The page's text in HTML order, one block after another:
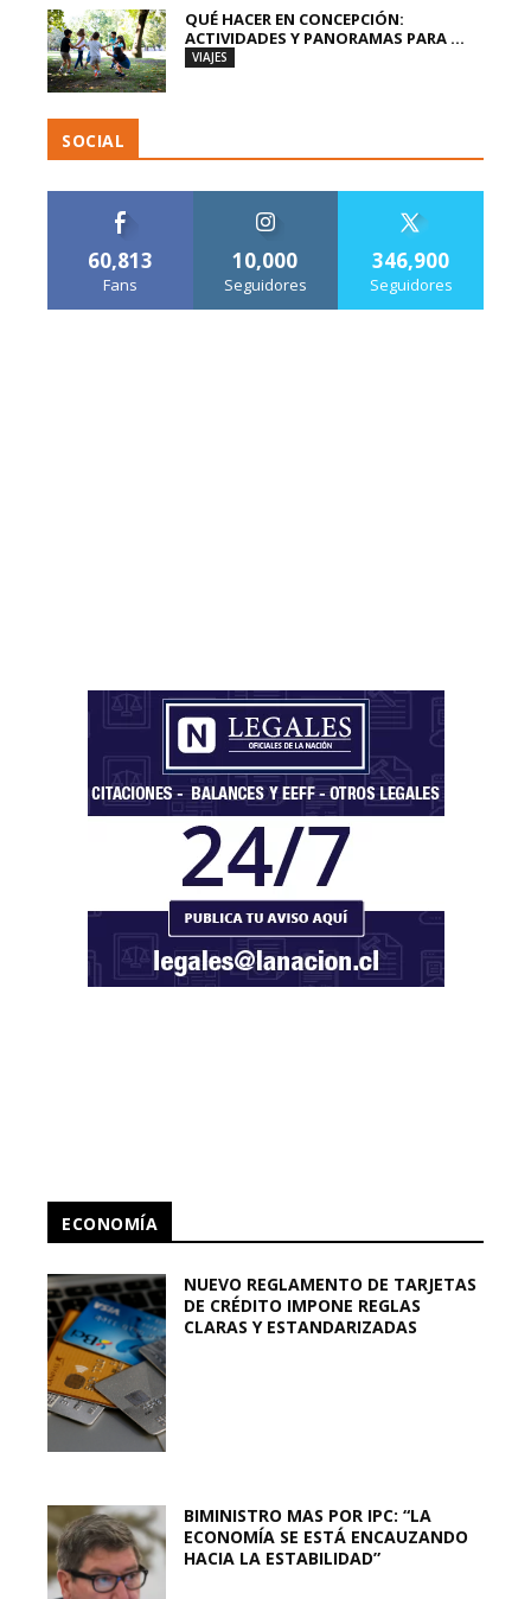
QUÉ HACER EN CONCEPCIÓN:
ACTIVIDADES Y PANORAMAS PARA ...
VIAJES
SOCIAL
60,813
Fans
10,000
Seguidores
346,900
Seguidores
ECONOMÍA
NUEVO REGLAMENTO DE TARJETAS
DE CRÉDITO IMPONE REGLAS
CLARAS Y ESTANDARIZADAS
BIMINISTRO MAS POR IPC: “LA
ECONOMÍA SE ESTÁ ENCAUZANDO
HACIA LA ESTABILIDAD”